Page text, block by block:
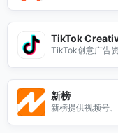
TikTok
TikTok创意广告
er都能为您提供
最新的广告趋势
果，吸引更多目
新榜
新榜提供视频号